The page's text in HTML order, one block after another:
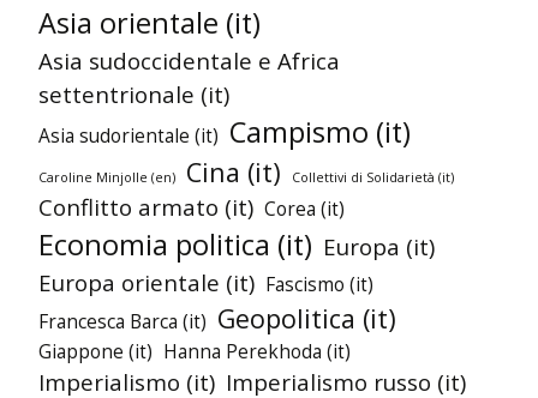
Asia orientale (it)
Asia sudoccidentale e Africa
settentrionale (it)
Asia sudorientale (it) Campismo (it)
Caroline Minjolle (en) Cina (it) Collettivi di Solidarietà (it)
Conflitto armato (it) Corea (it)
Economia politica (it) Europa (it)
Europa orientale (it) Fascismo (it)
Francesca Barca (it) Geopolitica (it)
Giappone (it) Hanna Perekhoda (it)
Imperialismo (it) Imperialismo russo (it)